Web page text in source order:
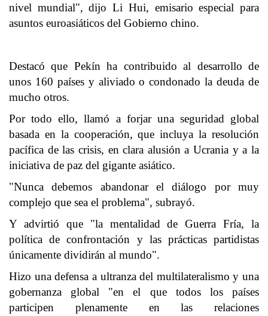
nivel mundial", dijo Li Hui, emisario especial para
asuntos euroasiáticos del Gobierno chino.
Destacó que Pekín ha contribuido al desarrollo de
unos 160 países y aliviado o condonado la deuda de
mucho otros.
Por todo ello, llamó a forjar una seguridad global
basada en la cooperación, que incluya la resolución
pacífica de las crisis, en clara alusión a Ucrania y a la
iniciativa de paz del gigante asiático.
"Nunca debemos abandonar el diálogo por muy
complejo que sea el problema", subrayó.
Y advirtió que "la mentalidad de Guerra Fría, la
política de confrontación y las prácticas partidistas
únicamente dividirán al mundo".
Hizo una defensa a ultranza del multilateralismo y una
gobernanza global "en el que todos los países
participen plenamente en las relaciones